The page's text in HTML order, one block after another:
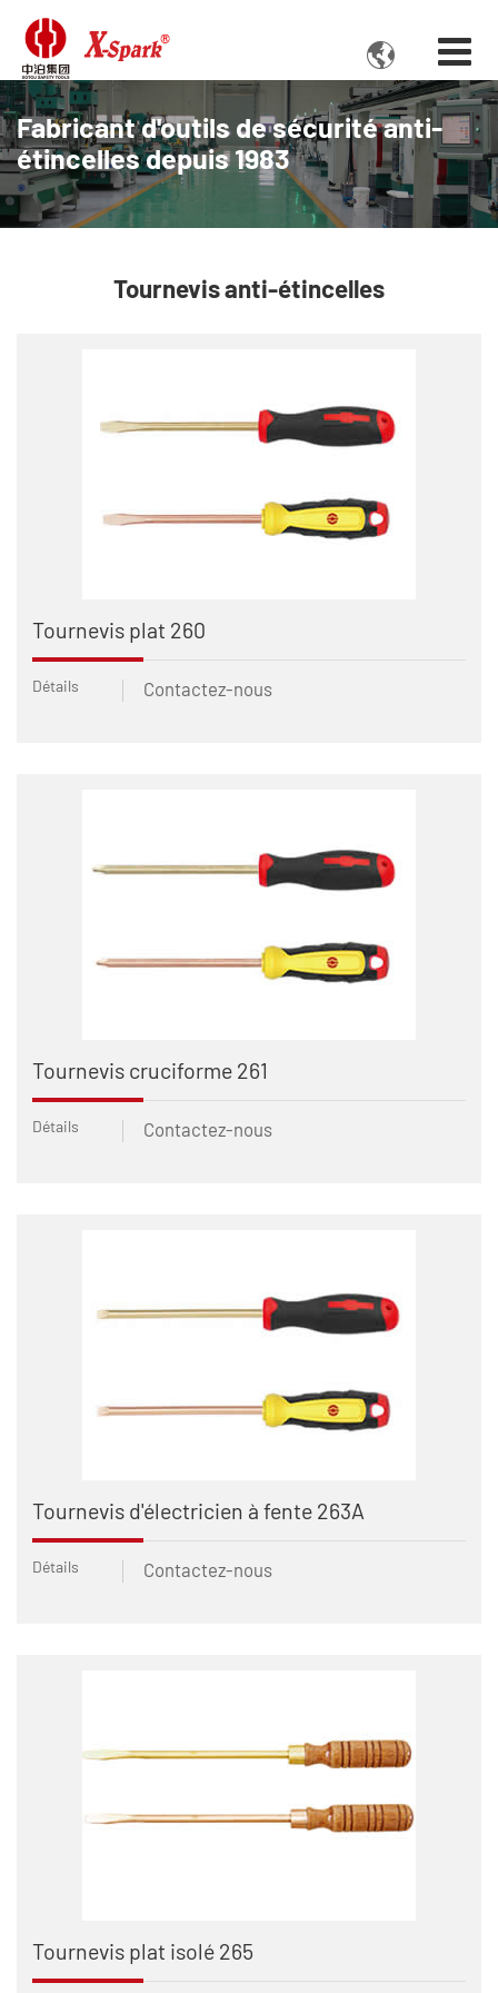

Fabricant d'outils de sécurité anti-
étincelles depuis 1983
Tournevis anti-étincelles
Tournevis plat 260
Détails Contactez-nous
Tournevis cruciforme 261
Détails Contactez-nous
Tournevis d'électricien à fente 263A
Détails Contactez-nous
Tournevis plat isolé 265